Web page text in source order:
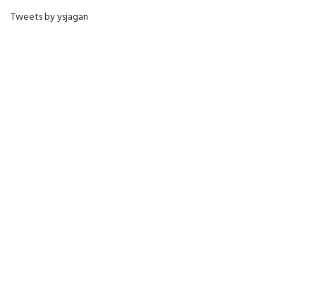
Tweets by ysjagan